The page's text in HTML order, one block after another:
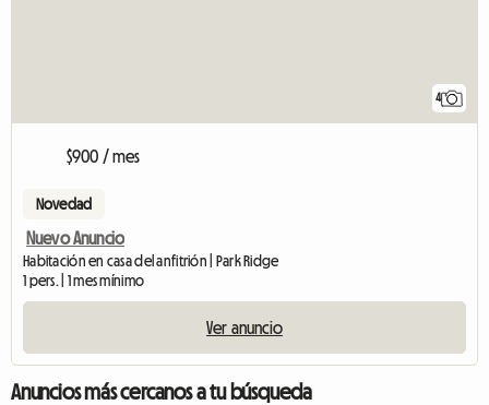
4
$900 / mes
Novedad
Nuevo Anuncio
Habitación en casa del anfitrión | Park Ridge
1 pers. | 1 mes mínimo
Ver anuncio
Anuncios más cercanos a tu búsqueda